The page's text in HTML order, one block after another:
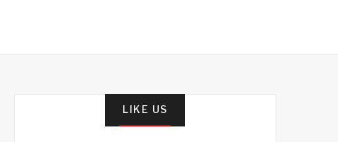
LIKE US